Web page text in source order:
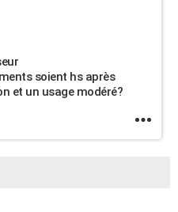
soient hs après
et un usage modéré?